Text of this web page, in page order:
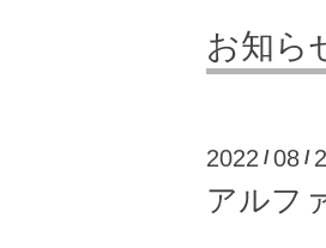
お知ら
2022 /08 /
アルフ